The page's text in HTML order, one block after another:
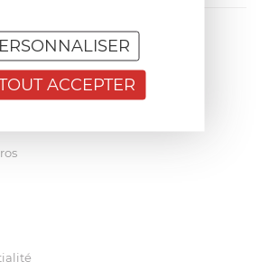
Batt ?
ACCEPTER